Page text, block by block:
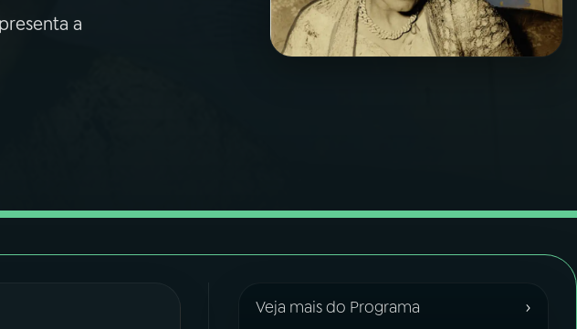
a
Veja mais do Programa ›